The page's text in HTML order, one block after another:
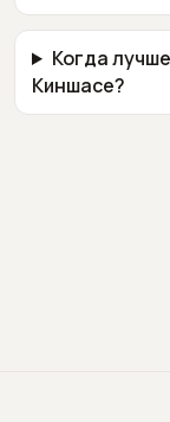
Когда
Киншасе?